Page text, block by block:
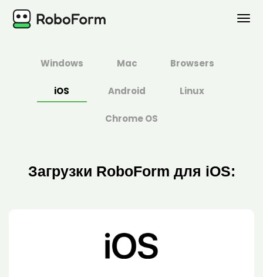
СКАЧАТЬ
Windows Mac Browsers
iOS Android Linux
Chrome OS
Загрузки RoboForm для iOS: